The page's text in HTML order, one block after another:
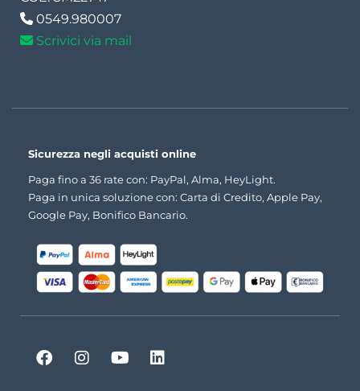
0549.980007
Scrivici via mail
Sicurezza negli acquisti online
Paga fino a 36 rate con: PayPal, Alma, HeyLight.
Paga in unica soluzione con: Carta di Credito, Apple Pay,
Google Pay, Bonifico Bancario.